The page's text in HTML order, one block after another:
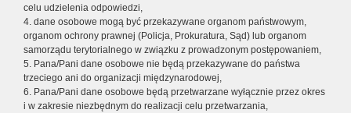
celu udzielenia odpowiedzi,
4. dane osobowe mogą być przekazywane organom państwowym,
organom ochrony prawnej (Policja, Prokuratura, Sąd) lub organom
samorządu terytorialnego w związku z prowadzonym postępowaniem,
5. Pana/Pani dane osobowe nie będą przekazywane do państwa
trzeciego ani do organizacji międzynarodowej,
6. Pana/Pani dane osobowe będą przetwarzane wyłącznie przez okres
i w zakresie niezbędnym do realizacji celu przetwarzania,